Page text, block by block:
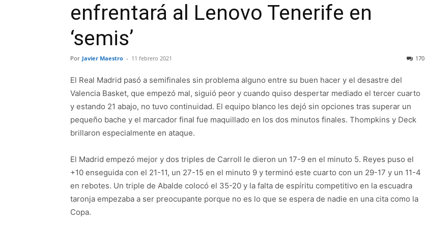
enfrentará al Lenovo Tenerife en
‘semis’
Por Javier Maestro - 11 febrero 2021 170
El Real Madrid pasó a semifinales sin problema alguno entre su buen hacer y el desastre del
Valencia Basket, que empezó mal, siguió peor y cuando quiso despertar mediado el tercer cuarto
y estando 21 abajo, no tuvo continuidad. El equipo blanco les dejó sin opciones tras superar un
pequeño bache y el marcador final fue maquillado en los dos minutos finales. Thompkins y Deck
brillaron especialmente en ataque.
El Madrid empezó mejor y dos triples de Carroll le dieron un 17-9 en el minuto 5. Reyes puso el
+10 enseguida con el 21-11, un 27-15 en el minuto 9 y terminó este cuarto con un 29-17 y un 11-4
en rebotes. Un triple de Abalde colocó el 35-20 y la falta de espíritu competitivo en la escuadra
taronja empezaba a ser preocupante porque no es lo que se espera de nadie en una cita como la
Copa.